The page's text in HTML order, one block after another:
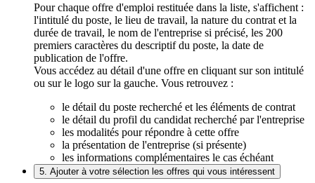
Pour chaque offre d'emploi restituée dans la liste, s'affichent :
l'intitulé du poste, le lieu de travail, la nature du contrat et la
durée de travail, le nom de l'entreprise si précisé, les 200
premiers caractères du descriptif du poste, la date de
publication de l'offre.
Vous accédez au détail d'une offre en cliquant sur son intitulé
ou sur le logo sur la gauche. Vous retrouvez :
le détail du poste recherché et les éléments de contrat
le détail du profil du candidat recherché par l'entreprise
les modalités pour répondre à cette offre
la présentation de l'entreprise (si présente)
les informations complémentaires le cas échéant
5. Ajouter à votre sélection les offres qui vous intéressent